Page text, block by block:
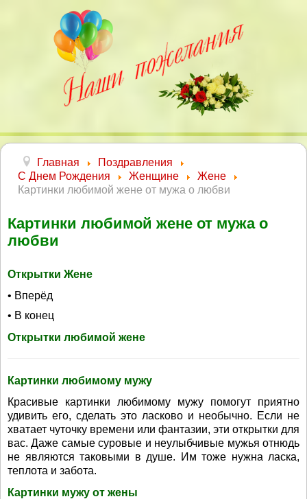
Главная
Поздравления
С Днем Рождения
Женщине
Жене
Картинки любимой жене от мужа о любви
Картинки любимой жене от мужа о
любви
Открытки Жене
• Вперёд
• В конец
Открытки любимой жене
Картинки любимому мужу
Красивые картинки любимому мужу помогут приятно
удивить его, сделать это ласково и необычно. Если не
хватает чуточку времени или фантазии, эти открытки для
вас. Даже самые суровые и неулыбчивые мужья отнюдь
не являются таковыми в душе. Им тоже нужна ласка,
теплота и забота.
Картинки мужу от жены